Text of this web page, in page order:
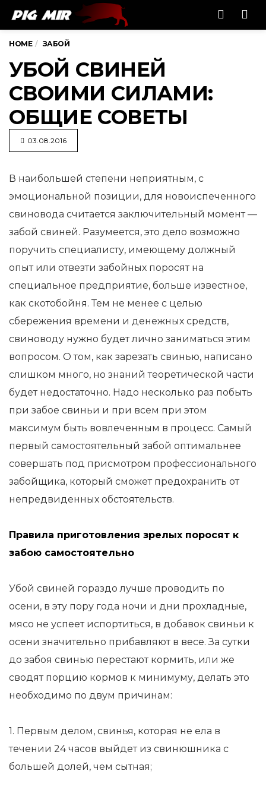
HOME ЗАБОЙ
УБОЙ СВИНЕЙ
СВОИМИ СИЛАМИ:
ОБЩИЕ СОВЕТЫ
03.08.2016
В наибольшей степени неприятным, с
эмоциональной позиции, для новоиспеченного
свиновода считается заключительный момент —
забой свиней. Разумеется, это дело возможно
поручить специалисту, имеющему должный
опыт или отвезти забойных поросят на
специальное предприятие, больше известное,
как скотобойня. Тем не менее с целью
сбережения времени и денежных средств,
свиноводу нужно будет лично заниматься этим
вопросом. О том, как зарезать свинью, написано
слишком много, но знаний теоретической части
будет недостаточно. Надо несколько раз побыть
при забое свиньи и при всем при этом
максимум быть вовлеченным в процесс. Самый
первый самостоятельный забой оптимальнее
совершать под присмотром профессионального
забойщика, который сможет предохранить от
непредвиденных обстоятельств.
Правила приготовления зрелых поросят к
забою самостоятельно
Убой свиней гораздо лучше проводить по
осени, в эту пору года ночи и дни прохладные,
мясо не успеет испортиться, в добавок свиньи к
осени значительно прибавляют в весе. За сутки
до забоя свинью перестают кормить, или же
сводят порцию кормов к минимуму, делать это
необходимо по двум причинам:
1. Первым делом, свинья, которая не ела в
течении 24 часов выйдет из свинюшника с
большей долей, чем сытная;